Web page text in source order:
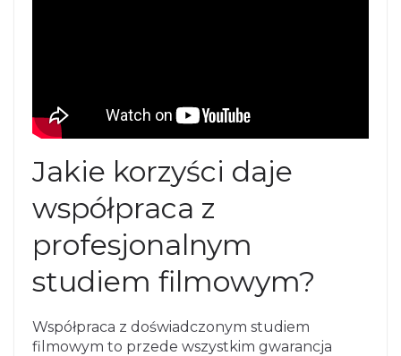
Jakie korzyści daje
współpraca z
profesjonalnym
studiem filmowym?
Współpraca z doświadczonym studiem
filmowym to przede wszystkim gwarancja